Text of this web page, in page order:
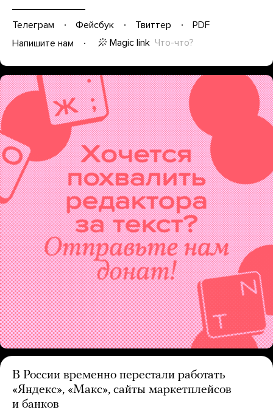
Телеграм Фейсбук Твиттер
PDF
Напишите нам
Magic link Что-что?
В России временно перестали работать
«Яндекс», «Макс», сайты маркетплейсов
и банков